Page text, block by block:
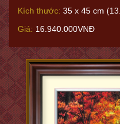
Kích thước: 35 x 45 cm
Giá: 16.940.000VNĐ